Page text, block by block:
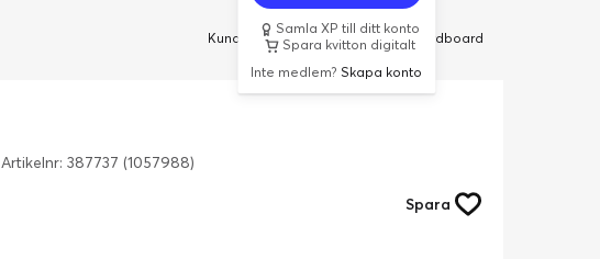
Samla XP till ditt konto
Spara kvitton digitalt
Inte medlem?Skapa konto
Kundservice Butiker Företag Cardboard
Artikelnr: 387737 (1057988)
Spara